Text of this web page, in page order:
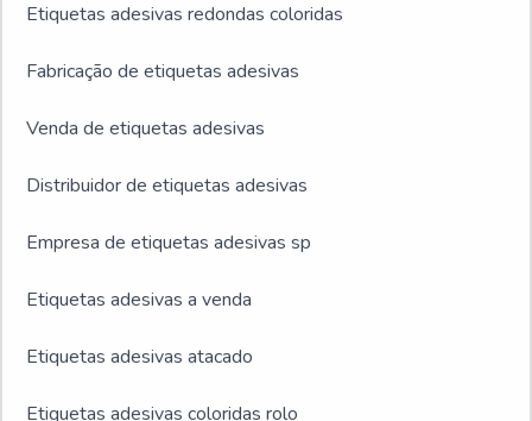
Etiquetas adesivas redondas coloridas
Fabricação de etiquetas adesivas
Venda de etiquetas adesivas
Distribuidor de etiquetas adesivas
Empresa de etiquetas adesivas sp
Etiquetas adesivas a venda
Etiquetas adesivas atacado
Etiquetas adesivas coloridas rolo